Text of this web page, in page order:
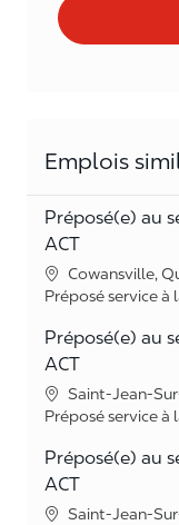
Emplois
Préposé(e) au
ACT
LieuCowansville,
Catégorie
Préposé service à
Préposé(e) au
ACT
LieuSaint-Jean-
Catégorie
Préposé service à
Préposé(e) au
ACT
LieuSaint-Jean-